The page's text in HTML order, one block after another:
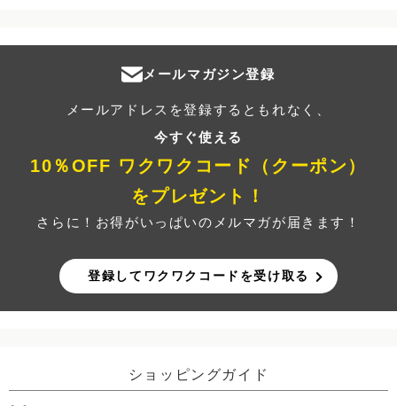
メールマガジン登録
メールアドレスを登録するともれなく、
今すぐ使える
10％OFF ワクワクコード（クーポン）
をプレゼント！
さらに！お得がいっぱいのメルマガが届きます！
登録してワクワクコードを受け取る
ショッピングガイド